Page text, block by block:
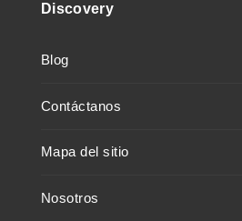
Discovery
Blog
Contáctanos
Mapa del sitio
Nosotros